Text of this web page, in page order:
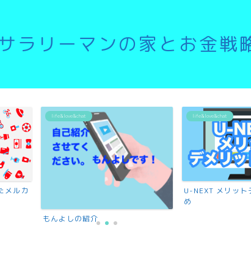
ラリーマンの家とお金戦
メルカ
life&love&chat
もんよしの紹介
life&love&chat
U-NEXT メリット
め